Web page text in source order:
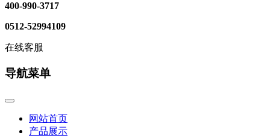
400-990-3717
0512-52994109
在线客服
导航菜单
网站首页
产品展示